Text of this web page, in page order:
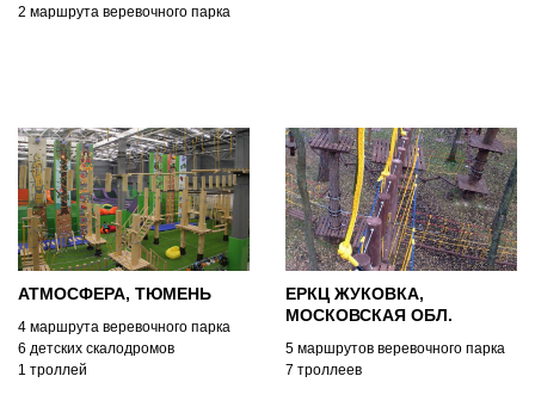
2 маршрута веревочного парка
АТМОСФЕРА, ТЮМЕНЬ
4 маршрута веревочного парка
6 детских скалодромов
1 троллей
ЕРКЦ ЖУКОВКА,
МОСКОВСКАЯ ОБЛ.
5 маршрутов веревочного парка
7 троллеев